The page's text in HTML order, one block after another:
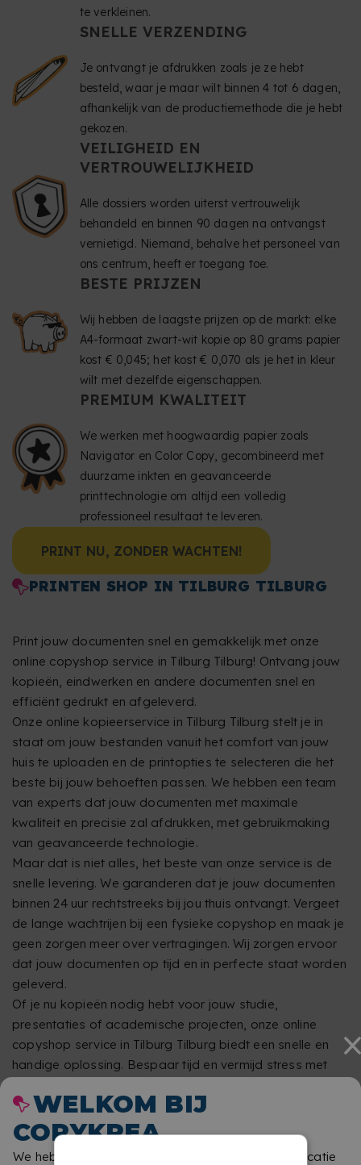
WELKOM BIJ
COPYKREA
We hebben gedetecteerd dat u van een andere locatie
te verkleinen.
SNELLE VERZENDING
Je ontvangt je afdrukken zoals je ze hebt
besteld, waar je maar wilt binnen 4 tot 6 dagen,
afhankelijk van de productiemethode die je hebt
gekozen.
VEILIGHEID EN
VERTROUWELIJKHEID
Alle dossiers worden uiterst vertrouwelijk
behandeld en binnen 90 dagen na ontvangst
vernietigd. Niemand, behalve het personeel van
ons centrum, heeft er toegang toe.
BESTE PRIJZEN
Wij hebben de laagste prijzen op de markt: elke
A4-formaat zwart-wit kopie op 80 grams papier
kost € 0,045; het kost € 0,070 als je het in kleur
wilt met dezelfde eigenschappen.
PREMIUM KWALITEIT
We werken met hoogwaardig papier zoals
Navigator en Color Copy, gecombineerd met
duurzame inkten en geavanceerde
printtechnologie om altijd een volledig
professioneel resultaat te leveren.
PRINT NU, ZONDER WACHTEN!
PRINTEN SHOP IN TILBURG TILBURG
Print jouw documenten snel en gemakkelijk met onze
online copyshop service in Tilburg Tilburg! Ontvang jouw
kopieën, eindwerken en andere documenten snel en
efficiënt gedrukt en afgeleverd.
Onze online kopieerservice in Tilburg Tilburg stelt je in
staat om jouw bestanden vanuit het comfort van jouw
huis te uploaden en de printopties te selecteren die het
beste bij jouw behoeften passen. We hebben een team
van experts dat jouw documenten met maximale
kwaliteit en precisie zal afdrukken, met gebruikmaking
van geavanceerde technologie.
Maar dat is niet alles, het beste van onze service is de
snelle levering. We garanderen dat je jouw documenten
binnen 24 uur rechtstreeks bij jou thuis ontvangt. Vergeet
de lange wachtrijen bij een fysieke copyshop en maak je
geen zorgen meer over vertragingen. Wij zorgen ervoor
dat jouw documenten op tijd en in perfecte staat worden
geleverd.
Of je nu kopieën nodig hebt voor jouw studie,
presentaties of academische projecten, onze online
copyshop service in Tilburg Tilburg biedt een snelle en
handige oplossing. Bespaar tijd en vermijd stress met
Wacht niet langer, plaats nu jouw bestelling en ervaar het
gemak van snel printen en ontvangen binnen 24 uur.
Vertrouw op onze service voor online printen in Tilburg